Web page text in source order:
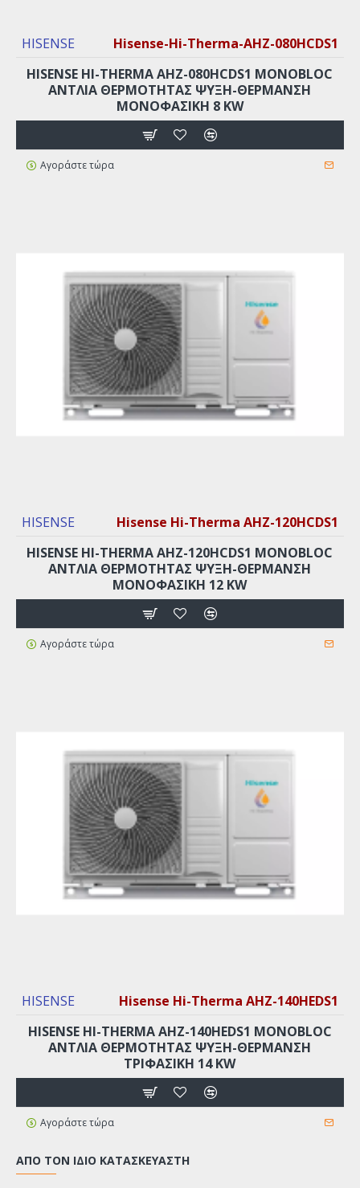
HISENSE
Hisense-Hi-Therma-AHZ-080HCDS1
HISENSE HI-THERMA AHZ-080HCDS1 MONOBLOC
ΑΝΤΛΊΑ ΘΕΡΜΌΤΗΤΑΣ ΨΎΞΗ-ΘΈΡΜΑΝΣΗ
ΜΟΝΟΦΑΣΙΚΉ 8 KW
Αγοράστε τώρα
HISENSE
Hisense Hi-Therma AHZ-120HCDS1
HISENSE HI-THERMA AHZ-120HCDS1 MONOBLOC
ΑΝΤΛΊΑ ΘΕΡΜΌΤΗΤΑΣ ΨΎΞΗ-ΘΈΡΜΑΝΣΗ
ΜΟΝΟΦΑΣΙΚΉ 12 KW
Αγοράστε τώρα
HISENSE
Hisense Hi-Therma AHZ-140HEDS1
HISENSE HI-THERMA AHZ-140HEDS1 MONOBLOC
ΑΝΤΛΊΑ ΘΕΡΜΌΤΗΤΑΣ ΨΎΞΗ-ΘΈΡΜΑΝΣΗ
ΤΡΙΦΑΣΙΚΉ 14 KW
Αγοράστε τώρα
ΑΠΌ ΤΟΝ ΊΔΙΟ ΚΑΤΑΣΚΕΥΑΣΤΉ